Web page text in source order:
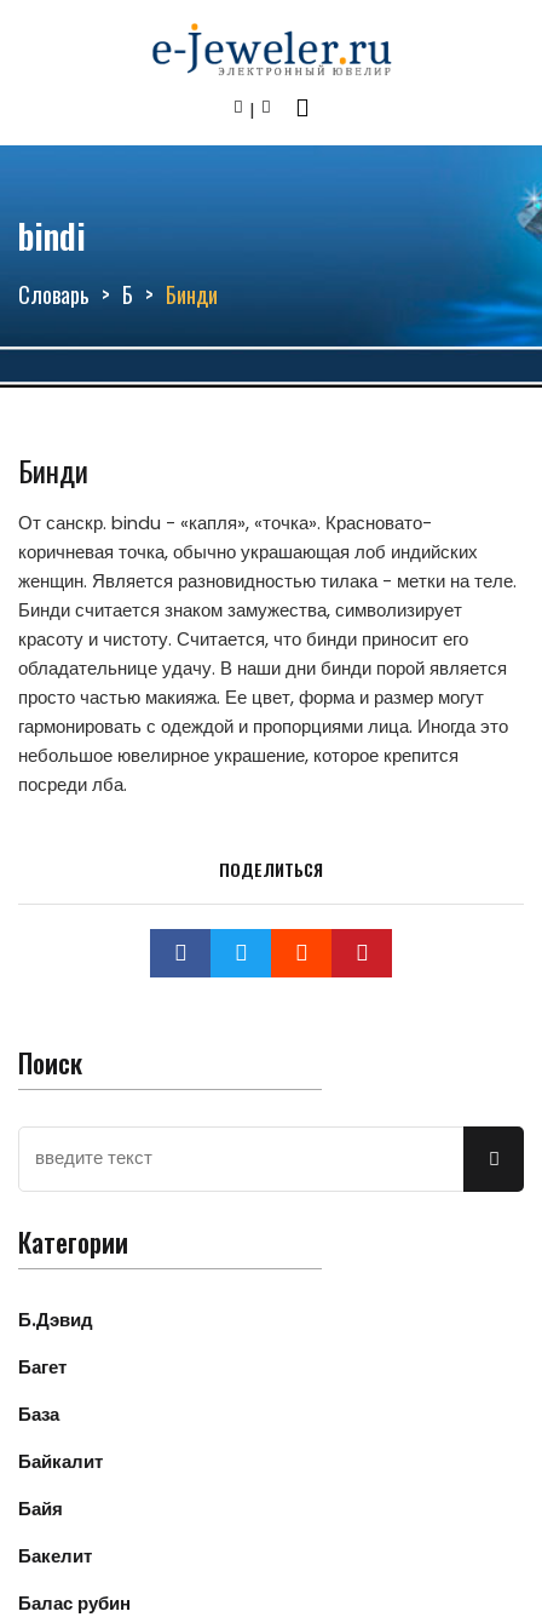
bindi
Словарь Б Бинди
Бинди
От санскр. bindu - «капля», «точка». Красновато-
коричневая точка, обычно украшающая лоб индийских
женщин. Является разновидностью тилака - метки на теле.
Бинди считается знаком замужества, символизирует
красоту и чистоту. Считается, что бинди приносит его
обладательнице удачу. В наши дни бинди порой является
просто частью макияжа. Ее цвет, форма и размер могут
гармонировать с одеждой и пропорциями лица. Иногда это
небольшое ювелирное украшение, которое крепится
посреди лба.
ПОДЕЛИТЬСЯ
Поиск
Категории
Б.Дэвид
Багет
База
Байкалит
Байя
Бакелит
Балас рубин